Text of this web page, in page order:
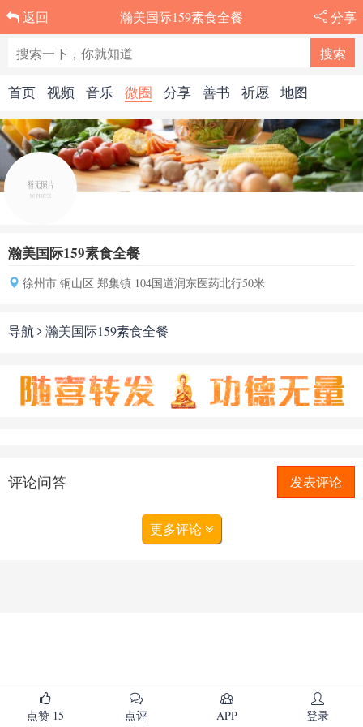
返回 瀚美国际159素食全餐 分享
首页 视频 音乐 微圈 分享 善书 祈愿 地图
瀚美国际159素食全餐
徐州市 铜山区 郑集镇 104国道润东医药北行50米
导航 瀚美国际159素食全餐
评论问答 发表评论
更多评论
点赞 15 点评 APP 登录